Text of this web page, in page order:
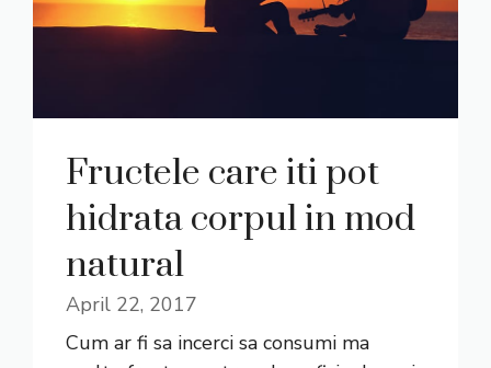
Fructele care iti pot
hidrata corpul in mod
natural
April 22, 2017
Cum ar fi sa incerci sa consumi ma